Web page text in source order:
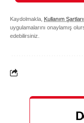
Kaydolmakla, Kullanım
uygulamalarını onaylamış
edebilirsiniz.